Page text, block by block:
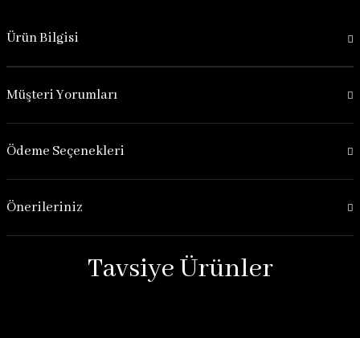
Ürün Bilgisi
Müşteri Yorumları
Ödeme Seçenekleri
Önerileriniz
Tavsiye Ürünler